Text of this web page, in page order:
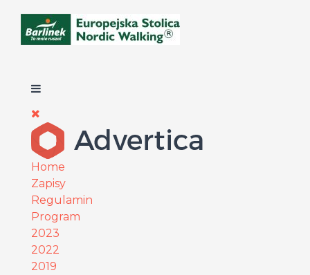
Home
Zapisy
Regulamin
Program
2023
2022
2019